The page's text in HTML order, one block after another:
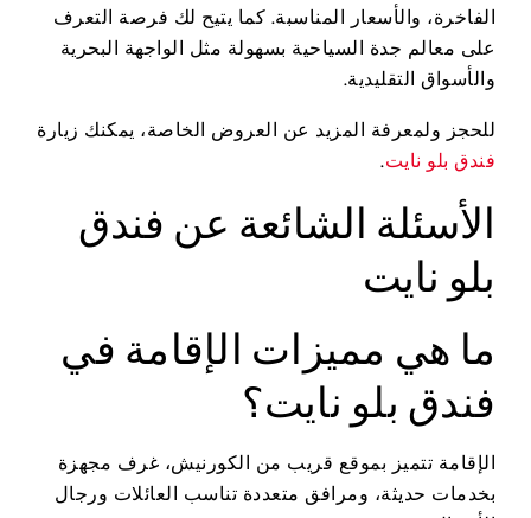
الفاخرة، والأسعار المناسبة. كما يتيح لك فرصة التعرف
على معالم جدة السياحية بسهولة مثل الواجهة البحرية
والأسواق التقليدية.
للحجز ولمعرفة المزيد عن العروض الخاصة، يمكنك زيارة
فندق بلو نايت.
الأسئلة الشائعة عن فندق
بلو نايت
ما هي مميزات الإقامة في
فندق بلو نايت؟
الإقامة تتميز بموقع قريب من الكورنيش، غرف مجهزة
بخدمات حديثة، ومرافق متعددة تناسب العائلات ورجال